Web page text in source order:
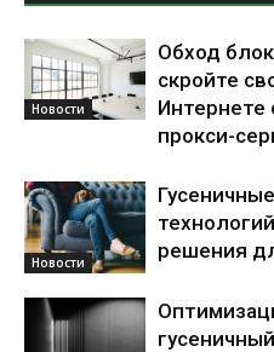
Новости
Обход
скройте
прокси-
Новости
решения